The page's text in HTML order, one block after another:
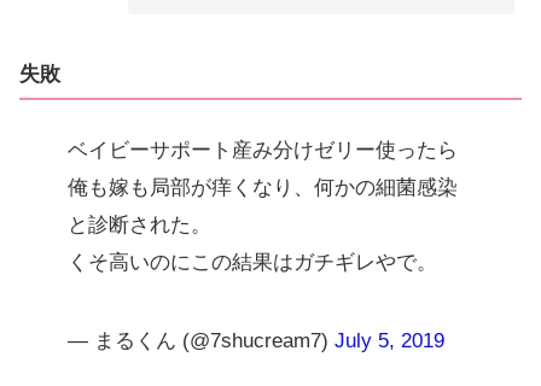
失敗
ベイビーサポート産み分けゼリー使ったら
俺も嫁も局部が痒くなり、何かの細菌感染
と診断された。
くそ高いのにこの結果はガチギレやで。
— まるくん (@7shucream7) July 5, 2019